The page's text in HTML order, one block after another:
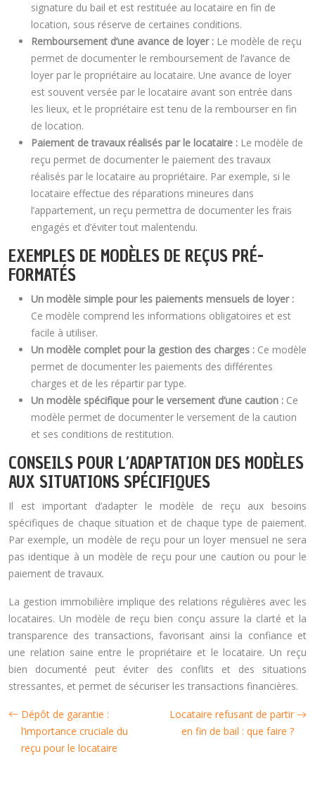
signature du bail et est restituée au locataire en fin de
location, sous réserve de certaines conditions.
Remboursement d’une avance de loyer : Le modèle de reçu
permet de documenter le remboursement de l’avance de
loyer par le propriétaire au locataire. Une avance de loyer
est souvent versée par le locataire avant son entrée dans
les lieux, et le propriétaire est tenu de la rembourser en fin
de location.
Paiement de travaux réalisés par le locataire : Le modèle de
reçu permet de documenter le paiement des travaux
réalisés par le locataire au propriétaire. Par exemple, si le
locataire effectue des réparations mineures dans
l’appartement, un reçu permettra de documenter les frais
engagés et d’éviter tout malentendu.
EXEMPLES DE MODÈLES DE REÇUS PRÉ-
FORMATÉS
Un modèle simple pour les paiements mensuels de loyer :
Ce modèle comprend les informations obligatoires et est
facile à utiliser.
Un modèle complet pour la gestion des charges : Ce modèle
permet de documenter les paiements des différentes
charges et de les répartir par type.
Un modèle spécifique pour le versement d’une caution : Ce
modèle permet de documenter le versement de la caution
et ses conditions de restitution.
CONSEILS POUR L’ADAPTATION DES MODÈLES
AUX SITUATIONS SPÉCIFIQUES
Il est important d’adapter le modèle de reçu aux besoins
spécifiques de chaque situation et de chaque type de paiement.
Par exemple, un modèle de reçu pour un loyer mensuel ne sera
pas identique à un modèle de reçu pour une caution ou pour le
paiement de travaux.
La gestion immobilière implique des relations régulières avec les
locataires. Un modèle de reçu bien conçu assure la clarté et la
transparence des transactions, favorisant ainsi la confiance et
une relation saine entre le propriétaire et le locataire. Un reçu
bien documenté peut éviter des conflits et des situations
stressantes, et permet de sécuriser les transactions financières.
Dépôt de garantie :
l’importance cruciale du
reçu pour le locataire
Locataire refusant de partir
en fin de bail : que faire ?